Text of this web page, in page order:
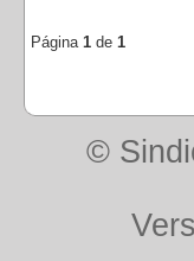
Página 1 de 1
©